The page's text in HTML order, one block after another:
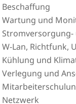
Beschaffung
Wartung und
W-Lan, Richtfunk,
Kühlung und
Verlegung und
Netzwerk